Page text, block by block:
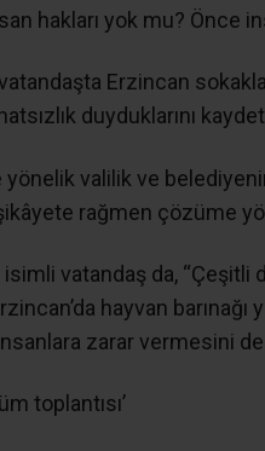
hakları yok mu? Önce
Erzincan
duyduklarını
valilik ve
rağmen çözüme
vatandaş da, “Çeşitli
hayvan
zarar vermesini
toplantısı’